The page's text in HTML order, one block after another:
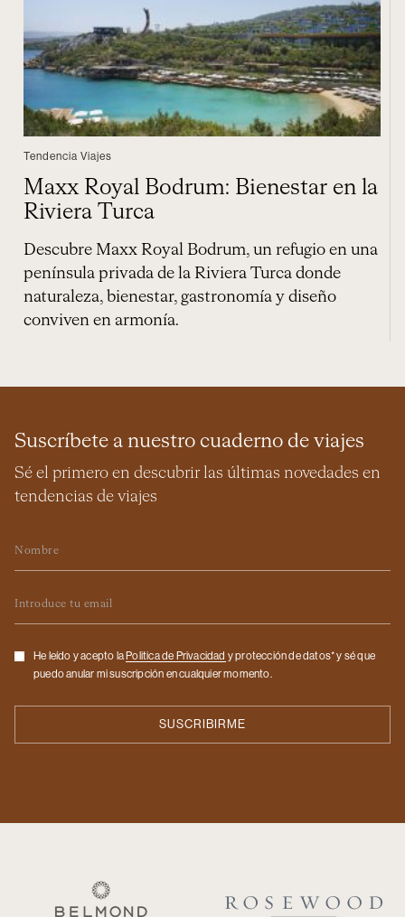
Tendencia Viajes
Maxx Royal Bodrum: Bienestar en la
Riviera Turca
Descubre Maxx Royal Bodrum, un refugio en una
península privada de la Riviera Turca donde
naturaleza, bienestar, gastronomía y diseño
conviven en armonía.
Suscríbete a nuestro cuaderno de viajes
Sé el primero en descubrir las últimas novedades en
tendencias de viajes
Checkbox
He leído y acepto la Politica de Privacidad y protección de datos* y sé que
puedo anular mi suscripción en cualquier momento.